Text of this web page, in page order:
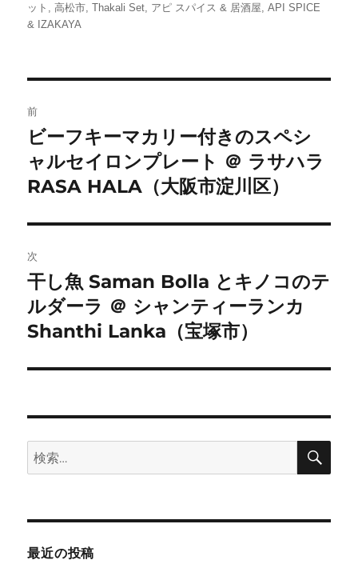
者
日:
ゴ
グ
ット ,高松市,Thakali Set, アピ スパイス & 居酒屋,API SPICE
& IZAKAYA
稿
ナ
ビ
ゲ
ー
シ
ョ
ン
前
前
の
投
ビーフキーマカリー付きのスペシ
ャルセイロンプレート ＠ ラサハラ
RASA HALA（大阪市淀川区）
次
次
の
投
干し魚 Saman Bolla とキノコのテ
ルダーラ ＠ シャンティーランカ
Shanthi Lanka（宝塚市）
検
索:
検
最近の投稿